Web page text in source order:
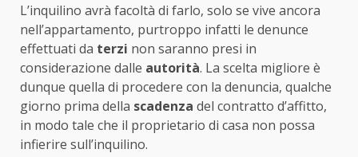
L’inquilino avrà facoltà di farlo, solo se vive ancora
nell’appartamento, purtroppo infatti le denunce
effettuati da terzi non saranno presi in
considerazione dalle autorità. La scelta migliore è
dunque quella di procedere con la denuncia, qualche
giorno prima della scadenza del contratto d’affitto,
in modo tale che il proprietario di casa non possa
infierire sull’inquilino.